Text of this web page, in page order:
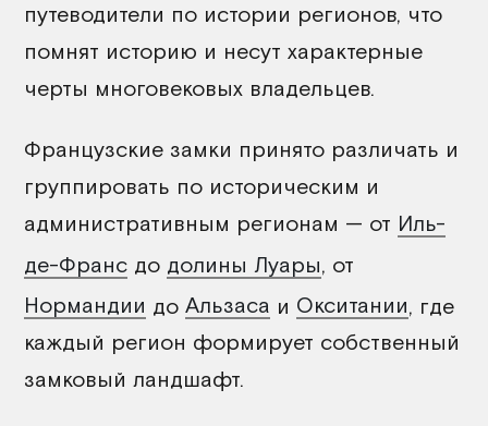
путеводители по истории регионов, что
помнят историю и несут характерные
черты многовековых владельцев.
Французские замки принято различать и
группировать по историческим и
административным регионам — от Иль-
де-Франс до долины Луары, от
Нормандии до Альзаса и Окситании , где
каждый регион формирует собственный
замковый ландшафт.